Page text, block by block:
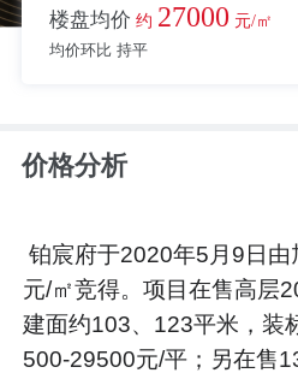
楼盘均价 约 27000 元/㎡
均价环比 持平
价格分析
铂宸府于2020年5月9日
元/㎡竞得。项目在售高层
建面约103、123平米，装
500-29500元/平；另在售